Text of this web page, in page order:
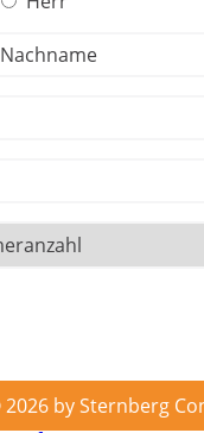
by Sternberg